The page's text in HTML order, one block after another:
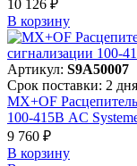
10 126 ₽
В корзинy
Артикул: S9A50007
Срок поставки: 2 дня
MX+OF
100-415В AC
9 760 ₽
В корзинy